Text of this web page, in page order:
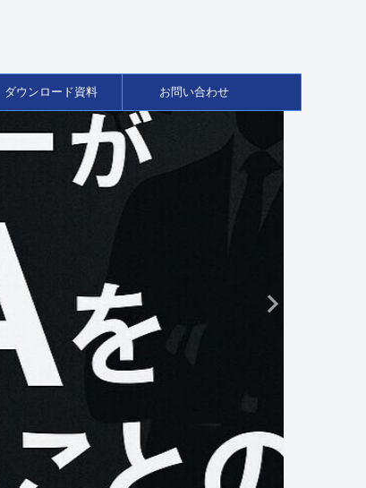
ダウンロード資料 お問い合わせ